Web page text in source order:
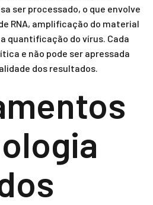
ser processado, o que envolve
RNA, amplificação do material
quantificação do vírus. Cada
e não pode ser apressada
dos resultados.